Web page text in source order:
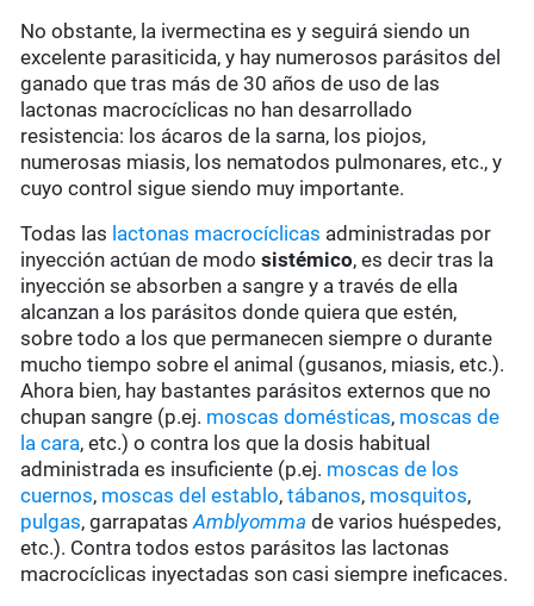
No obstante, la ivermectina es y seguirá siendo un
excelente parasiticida, y hay numerosos parásitos del
ganado que tras más de 30 años de uso de las
lactonas macrocíclicas no han desarrollado
resistencia: los ácaros de la sarna, los piojos,
numerosas miasis, los nematodos pulmonares, etc., y
cuyo control sigue siendo muy importante.
Todas las lactonas macrocíclicas administradas por
inyección actúan de modosistémico, es decir tras la
inyección se absorben a sangre y a través de ella
alcanzan a los parásitos donde quiera que estén,
sobre todo a los que permanecen siempre o durante
mucho tiempo sobre el animal (gusanos, miasis, etc.).
Ahora bien, hay bastantes parásitos externos que no
chupan sangre (p.ej. moscas domésticas, moscas de
la cara, etc.) o contra los que la dosis habitual
administrada es insuficiente (p.ej. moscas de los
cuernos, moscas del establo,tábanos, mosquitos,
pulgas, garrapatasAmblyomma de varios huéspedes,
etc.). Contra todos estos parásitos las lactonas
macrocíclicas inyectadas son casi siempre ineficaces.